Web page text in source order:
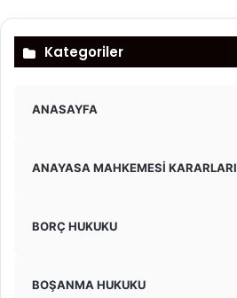
Kategoriler
ANASAYFA
ANAYASA MAHKEMESİ KARARLARI
BORÇ HUKUKU
BOŞANMA HUKUKU